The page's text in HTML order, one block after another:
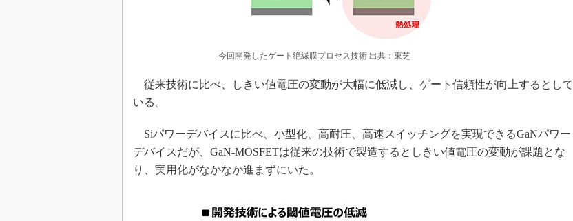
今回開発したゲート絶縁膜プロセス技術 出典：東芝
従来技術に比べ、しきい値電圧の変動が大幅に低減し、ゲート信頼性が向上するとして
いる。
Siパワーデバイスに比べ、小型化、高耐圧、高速スイッチングを実現できるGaNパワー
デバイスだが、GaN-MOSFETは従来の技術で製造するとしきい値電圧の変動が課題とな
り、実用化がなかなか進まずにいた。